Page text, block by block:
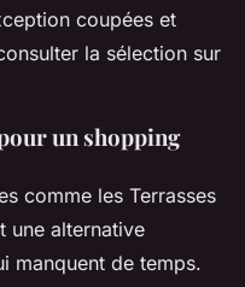
coupées et
la sélection sur
un shopping
comme les Terrasses
une alternative
manquent de temps.